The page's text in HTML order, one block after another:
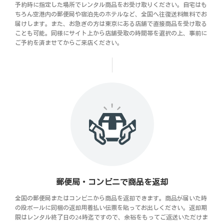
予約時に指定した場所でレンタル商品をお受け取りください。自宅はも
ちろん空港内の郵便局や宿泊先のホテルなど、全国へ往復送料無料でお
届けします。また、お急ぎの方は東京にある店舗で直接商品を受け取る
ことも可能。同様にサイト上から店舗受取の時間帯を選択の上、事前に
ご予約を済ませてからご来店ください。
郵便局・コンビニで商品を返却
全国の郵便局またはコンビニから商品を返却できます。商品が届いた時
の段ボールに同梱の返却用着払い伝票を貼ってお出しください。返却期
限はレンタル終了日の24時迄ですので、余裕をもってご返送いただけま